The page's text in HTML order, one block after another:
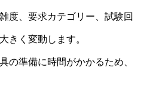
度、要求カテゴリー、試験回
きく変動します。
の準備に時間がかかるため、